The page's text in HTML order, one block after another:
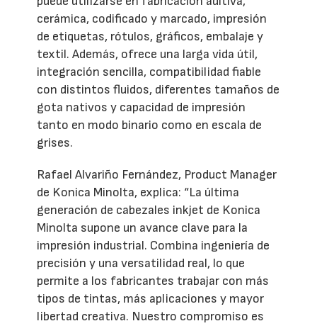
cerámica, codificado y marcado, impresión
de etiquetas, rótulos, gráficos, embalaje y
textil. Además, ofrece una larga vida útil,
integración sencilla, compatibilidad fiable
con distintos fluidos, diferentes tamaños de
gota nativos y capacidad de impresión
tanto en modo binario como en escala de
grises.
Rafael Alvariño Fernández, Product Manager
de Konica Minolta, explica: “La última
generación de cabezales inkjet de Konica
Minolta supone un avance clave para la
impresión industrial. Combina ingeniería de
precisión y una versatilidad real, lo que
permite a los fabricantes trabajar con más
tipos de tintas, más aplicaciones y mayor
libertad creativa. Nuestro compromiso es